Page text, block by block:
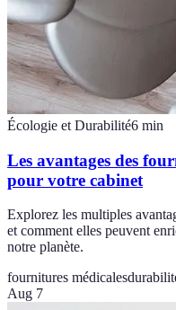
Écologie et Durabilité6 min
Les avantages des
pour votre cabinet
Explorez les multiples
et comment elles peuvent
notre planète.
fournitures médicales
Aug 7